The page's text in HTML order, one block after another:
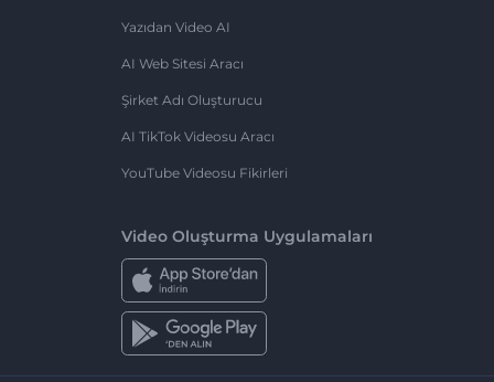
Yazıdan Video AI
AI Web Sitesi Aracı
Şirket Adı Oluşturucu
AI TikTok Videosu Aracı
YouTube Videosu Fikirleri
Video Oluşturma Uygulamaları